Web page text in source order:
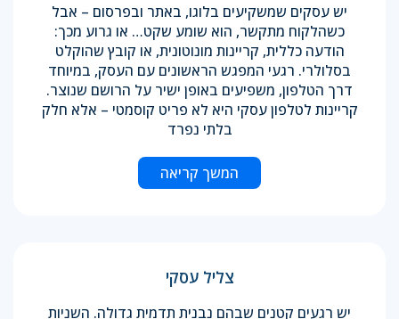
יש עסקים שמשקיעים בלוגו, באתר ובפרסום – אבל
כשהלקוח מתקשר, הוא שומע שקט… או גרוע מכך:
הודעה כללית, קריינות מונוטונית, או קובץ שהוקלט
בסלולרי. רגעי המפגש הראשונים עם העסק, במיוחד
דרך הטלפון, משפיעים באופן ישיר על הרושם שנוצר.
קריינות לטלפון עסקי היא לא פריט קוסמטי – אלא חלק
בלתי נפרד
המשך קריאה
צליל עסקי
יש רגעים קטנים שבהם נבנית תדמית גדולה. השניות